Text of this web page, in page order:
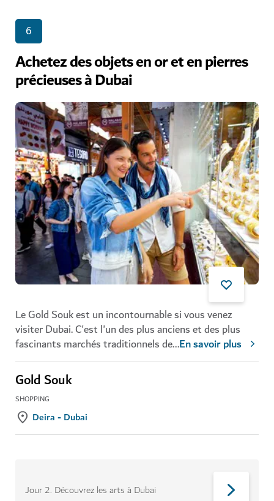
6
Achetez des objets en or et en pierres
précieuses à Dubai
Le Gold Souk est un incontournable si vous venez
visiter Dubai. C'est l'un des plus anciens et des plus
fascinants marchés traditionnels de...En savoir plus
Gold Souk
SHOPPING
Deira - Dubai
Jour 2. Découvrez les arts à Dubai